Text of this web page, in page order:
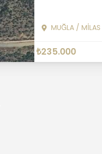
MUĞLA/ MİLAS
₺235.000